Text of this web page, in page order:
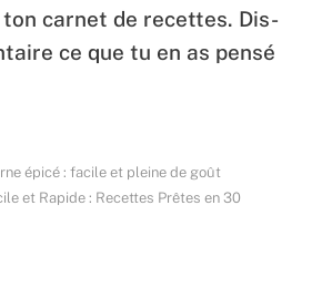
carnet de recettes. Dis-
ce que tu en as pensé
épicé : facile et pleine de goût
et Rapide : Recettes Prêtes en 30